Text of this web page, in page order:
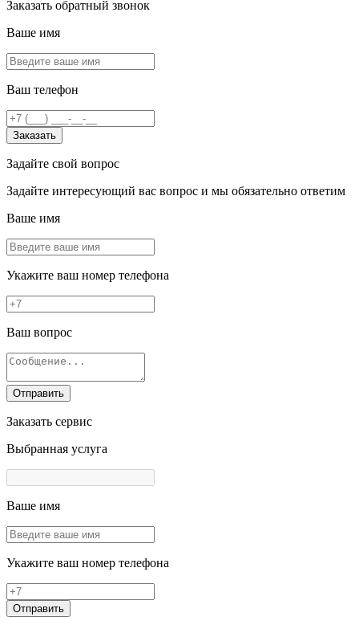
Заказать обратный звонок
Ваше имя
Ваш телефон
Заказать
Задайте свой вопрос
Задайте интересующий вас вопрос и мы обязательно ответим
Ваше имя
Укажите ваш номер телефона
Ваш вопрос
Отправить
Заказать сервис
Выбранная услуга
Ваше имя
Укажите ваш номер телефона
Отправить